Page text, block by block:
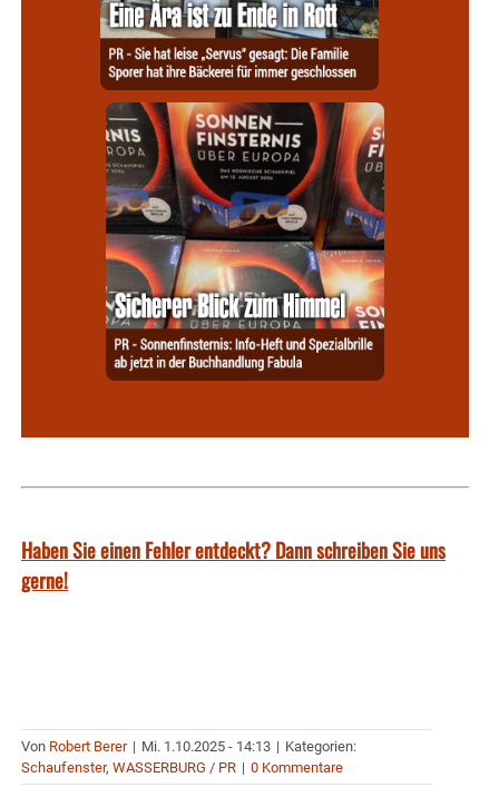
Haben Sie einen Fehler entdeckt? Dann schreiben Sie uns
gerne!
Von Robert Berer | Mi. 1.10.2025 - 14:13 | Kategorien:
Schaufenster, WASSERBURG / PR | 0 Kommentare